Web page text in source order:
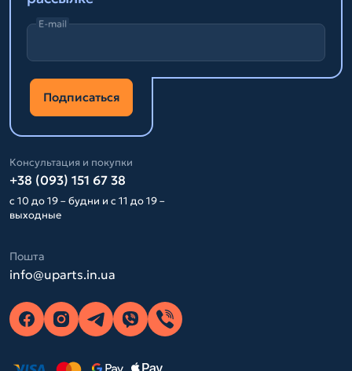
E-mail
Подписаться
Консультация и покупки
+38 (093) 151 67 38
с 10 до 19 – будни и с 11 до 19 –
выходные
Пошта
info@uparts.in.ua